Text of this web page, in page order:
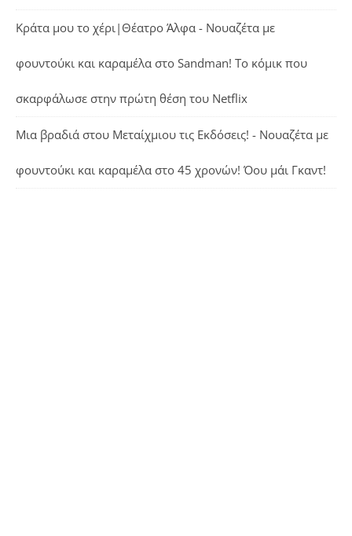
Κράτα μου το χέρι|Θέατρο Άλφα - Νουαζέτα με
φουντούκι και καραμέλα στο Sandman! Το κόμικ που
σκαρφάλωσε στην πρώτη θέση του Netflix
Μια βραδιά στου Μεταίχμιου τις Εκδόσεις! - Νουαζέτα με
φουντούκι και καραμέλα στο 45 χρονών! Όου μάι Γκαντ!